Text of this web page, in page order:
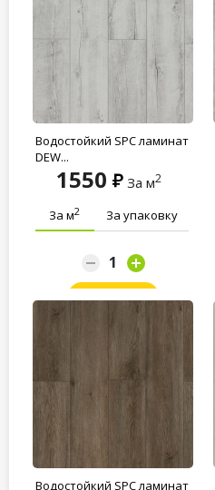
Водостойкий SPC ламинат
DEW...
1550 За м2
За м2 За упаковку
Водостойкий SPC ламинат